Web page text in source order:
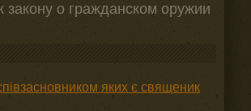
о гражданском оружии
яких є священик